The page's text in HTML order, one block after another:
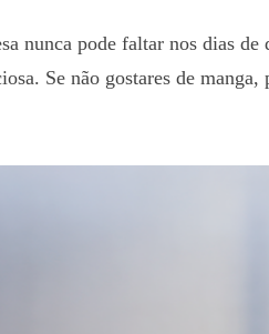
nunca pode faltar nos dias de
Se não gostares de